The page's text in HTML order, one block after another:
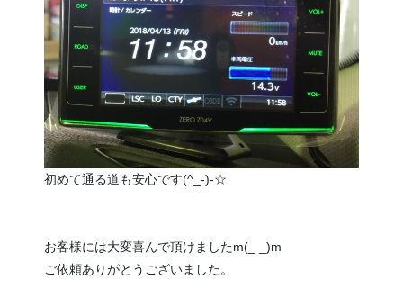
初めて通る道も安心です(^_-)-☆
お客様には大変喜んで頂けましたm(_ _)m
ご依頼ありがとうございました。